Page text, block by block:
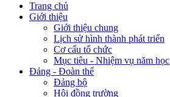
Trang chủ
Giới thiệu
Giới thiệu chung
Lịch sử hình thành phát triển
Cơ cấu tổ chức
Mục tiêu - Nhiệm vụ năm học
Đảng - Đoàn thể
Đảng bộ
Hội đồng trường